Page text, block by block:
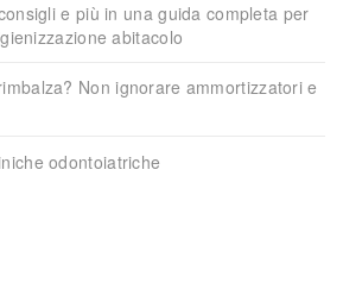
e più in una guida completa per
abitacolo
Non ignorare ammortizzatori e
odontoiatriche